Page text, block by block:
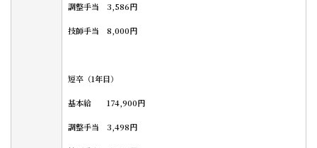
調整手当 3,586円
技師手当 8,000円
短卒（1年目）
基本給 174,900円
調整手当 3,498円